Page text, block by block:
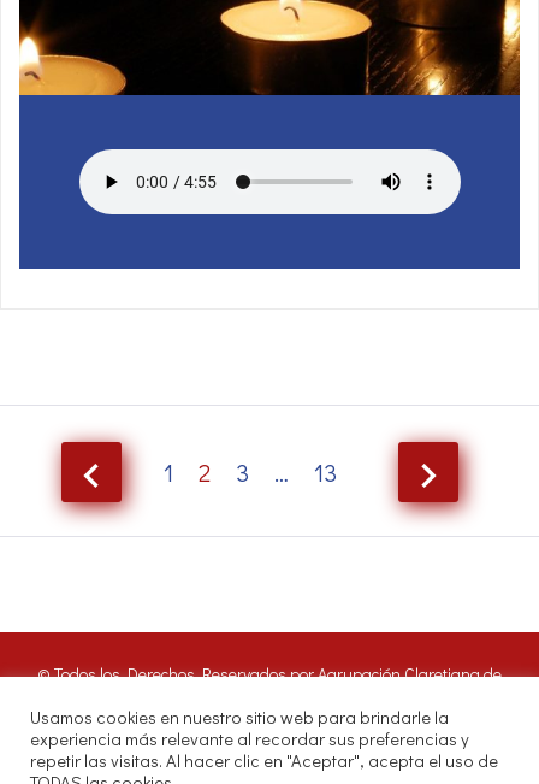
navigate_before 1 2 3 … 13 navigate_next
© Todos los Derechos Reservados por Agrupación Claretiana de
hacer uso de estos archivos citando las fuentes de RADIO CLARET
DIGITAL.
Misioneros Claretianos - Santuario Nacional - Avenida Samuel Lewis.
Usamos cookies en nuestro sitio web para brindarle la
experiencia más relevante al recordar sus preferencias y
repetir las visitas. Al hacer clic en "Aceptar", acepta el uso de